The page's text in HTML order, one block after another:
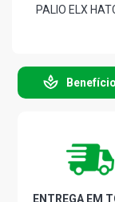
PALIO ELX
PALIO
PALIO
ENTREGA EM